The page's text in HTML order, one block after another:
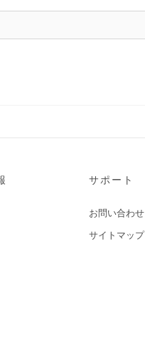
サポート
お問い合わせ
サイトマップ